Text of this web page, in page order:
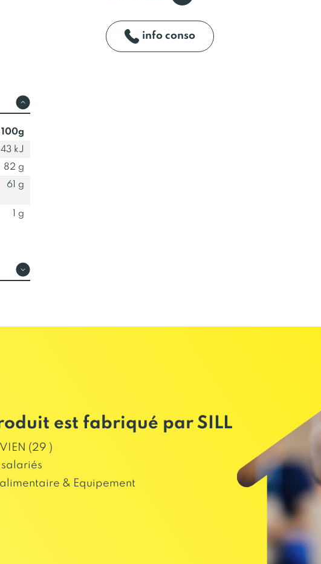
kJ
82 g
61 g
1 g
info conso
est fabriqué par SILL
(29 )
& Equipement